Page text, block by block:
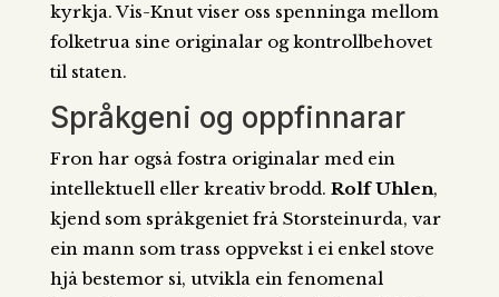
kyrkja. Vis-Knut viser oss spenninga mellom
folketrua sine originalar og kontrollbehovet
til staten.
Språkgeni og oppfinnarar
Fron har også fostra originalar med ein
intellektuell eller kreativ brodd. Rolf Uhlen,
kjend som språkgeniet frå Storsteinurda, var
ein mann som trass oppvekst i ei enkel stove
hjå bestemor si, utvikla ein fenomenal